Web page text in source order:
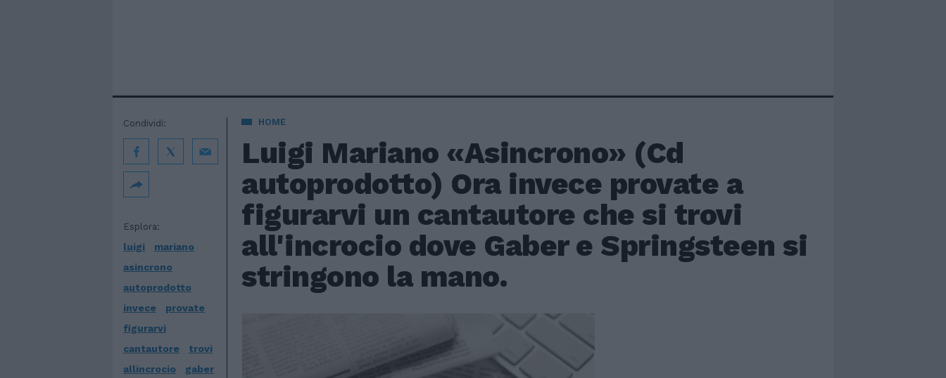
HOME
Luigi Mariano «Asincrono» (Cd
autoprodotto) Ora invece provate a
figurarvi un cantautore che si trovi
all'incrocio dove Gaber e Springsteen si
stringono la mano.
Esplora:
luigi
mariano
asincrono
autoprodotto
invece
provate
figurarvi
cantautore
trovi
allincrocio
gaber
Condividi: